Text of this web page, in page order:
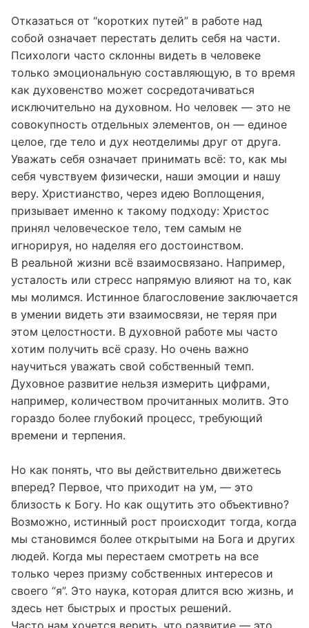
* * *
Отказаться от “коротких путей” в работе над
собой означает перестать делить себя на части.
Психологи часто склонны видеть в человеке
только эмоциональную составляющую, в то время
как духовенство может сосредотачиваться
исключительно на духовном. Но человек — это не
совокупность отдельных элементов, он — единое
целое, где тело и дух неотделимы друг от друга.
Уважать себя означает принимать всё: то, как мы
себя чувствуем физически, наши эмоции и нашу
веру. Христианство, через идею Воплощения,
призывает именно к такому подходу: Христос
принял человеческое тело, тем самым не
игнорируя, но наделяя его достоинством.
В реальной жизни всё взаимосвязано. Например,
усталость или стресс напрямую влияют на то, как
мы молимся. Истинное благословение заключается
в умении видеть эти взаимосвязи, не теряя при
этом целостности. В духовной работе мы часто
хотим получить всё сразу. Но очень важно
научиться уважать свой собственный темп.
Духовное развитие нельзя измерить цифрами,
например, количеством прочитанных молитв. Это
времени и терпения.
Но как понять, что вы действительно движетесь
вперед? Первое, что приходит на ум, — это
близость к Богу. Но как ощутить это объективно?
Возможно, истинный рост происходит тогда, когда
мы становимся более открытыми на Бога и других
людей. Когда мы перестаем смотреть на все
только через призму собственных интересов и
своего “я”. Это наука, которая длится всю жизнь, и